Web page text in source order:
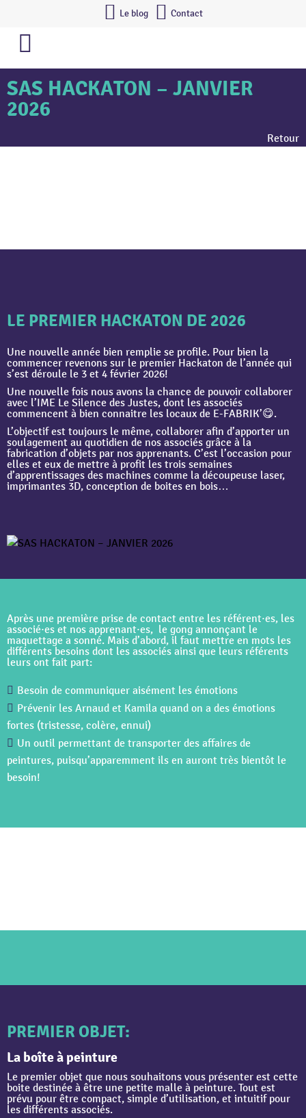
Le blog Contact
SAS HACKATON – JANVIER
2026
Retour
LE PREMIER HACKATON DE 2026
Une nouvelle année bien remplie se profile. Pour bien la
commencer revenons sur le premier Hackaton de l’année qui
s’est déroule le 3 et 4 février 2026!
Une nouvelle fois nous avons la chance de pouvoir collaborer
avec l’IME Le Silence des Justes, dont les associés
commencent à bien connaitre les locaux de E-FABRIK’😋.
L’objectif est toujours le même, collaborer afin d’apporter un
soulagement au quotidien de nos associés grâce à la
fabrication d’objets par nos apprenants. C’est l’occasion pour
elles et eux de mettre à profit les trois semaines
d’apprentissages des machines comme la découpeuse laser,
imprimantes 3D, conception de boites en bois…
Après une première prise de contact entre les référent·es, les
associé·es et nos apprenant·es, le gong annonçant le
maquettage a sonné. Mais d’abord, il faut mettre en mots les
différents besoins dont les associés ainsi que leurs référents
leurs ont fait part:
Besoin de communiquer aisément les émotions
Prévenir les Arnaud et Kamila quand on a des émotions
fortes (tristesse, colère, ennui)
Un outil permettant de transporter des affaires de
peintures, puisqu’apparemment ils en auront très bientôt le
besoin!
PREMIER OBJET:
La boîteà peinture
Le premier objet que nous souhaitons vous présenter est cette
boite destinée à être une petite malle à peinture. Tout est
prévu pour être compact, simple d’utilisation, et intuitif pour
les différents associés.